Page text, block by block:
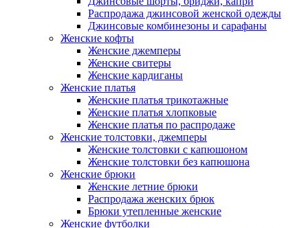
Распродажа джинсовой женской одежды
Джинсовые комбинезоны и сарафаны
Женские кофты
Женские джемперы
Женские свитеры
Женские кардиганы
Женские платья
Женские платья трикотажные
Женские платья хлопковые
Женские платья по распродаже
Женские толстовки, джемперы
Женские толстовки с капюшоном
Женские толстовки без капюшона
Женские брюки
Женские летние брюки
Распродажа женских брюк
Брюки утепленные женские
Женские футболки